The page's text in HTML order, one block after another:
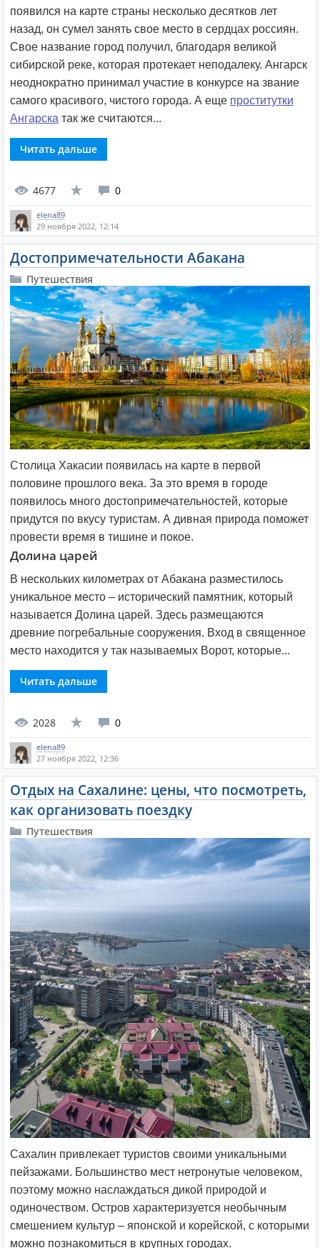
появился на карте страны несколько десятков лет
назад, он сумел занять свое место в сердцах россиян.
Свое название город получил, благодаря великой
сибирской реке, которая протекает неподалеку. Ангарск
неоднократно принимал участие в конкурсе на звание
самого красивого, чистого города. А еще проститутки
Ангарска так же считаются...
Читать дальше
4677 0
elena89
29 ноября 2022, 12:14
Достопримечательности Абакана
Путешествия
Столица Хакасии появилась на карте в первой
половине прошлого века. За это время в городе
появилось много достопримечательностей, которые
придутся по вкусу туристам. А дивная природа поможет
провести время в тишине и покое.
Долина царей
В нескольких километрах от Абакана разместилось
уникальное место – исторический памятник, который
называется Долина царей. Здесь размещаются
древние погребальные сооружения. Вход в священное
место находится у так называемых Ворот, которые...
Читать дальше
2028 0
elena89
27 ноября 2022, 12:36
Отдых на Сахалине: цены, что посмотреть,
как организовать поездку
Путешествия
Сахалин привлекает туристов своими уникальными
пейзажами. Большинство мест нетронутые человеком,
поэтому можно наслаждаться дикой природой и
одиночеством. Остров характеризуется необычным
смешением культур – японской и корейской, с которыми
можно познакомиться в крупных городах.